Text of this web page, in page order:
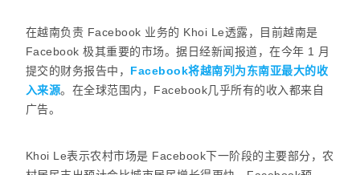
在越南负责 Facebook 业务的 Khoi Le透露，目前越南是
Facebook 极其重要的市场。据日经新闻报道，在今年 1 月
提交的财务报告中， Facebook将越南列为东南亚最大的收
入来源。在全球范围内，Facebook几乎所有的收入都来自
广告。
Khoi Le表示农村市场是 Facebook下一阶段的主要部分，农